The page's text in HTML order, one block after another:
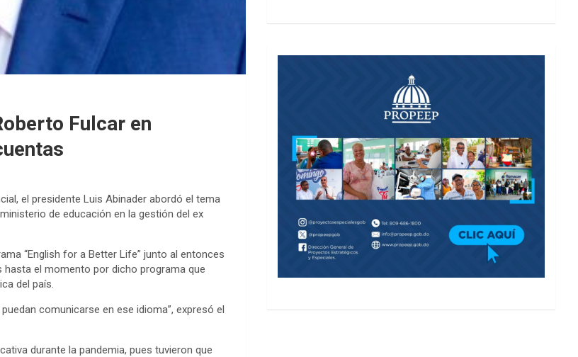
Fulcar en
el presidente Luis Abinader abordó el tema
de educación en la gestión del ex
“English for a Better Life” junto al entonces
el momento por dicho programa que
del país.
comunicarse en ese idioma”, expresó el
durante la pandemia, pues tuvieron que